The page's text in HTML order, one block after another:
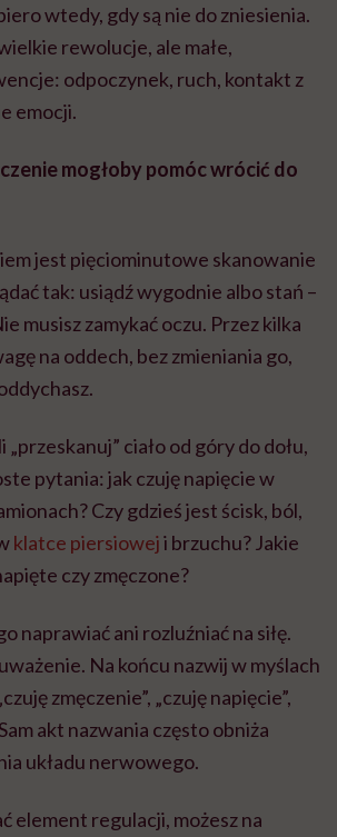
wtedy, gdy są nie do zniesienia.
rewolucje, ale małe,
odpoczynek, ruch, kontakt z
emocji.
mogłoby pomóc wrócić do
jest pięciominutowe skanowanie
tak: usiądź wygodnie albo stań –
musisz zamykać oczu. Przez kilka
na oddech, bez zmieniania go,
ciało od góry do dołu,
pytania: jak czuję napięcie w
Czy gdzieś jest ścisk, ból,
klatce piersioweji brzuchu? Jakie
czy zmęczone?
naprawiać ani rozluźniać na siłę.
Na końcu nazwij w myślach
zmęczenie”, „czuję napięcie”,
akt nazwania często obniża
układu nerwowego.
element regulacji, możesz na